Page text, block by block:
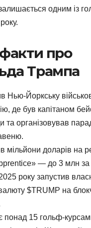
одним із
факти про
Трампа
Нью-Йоркську
де був капітаном
та організовував
мільйони доларів на
— до 3 млн за
2025 року запустив
$TRUMP на
понад 15 гольф-